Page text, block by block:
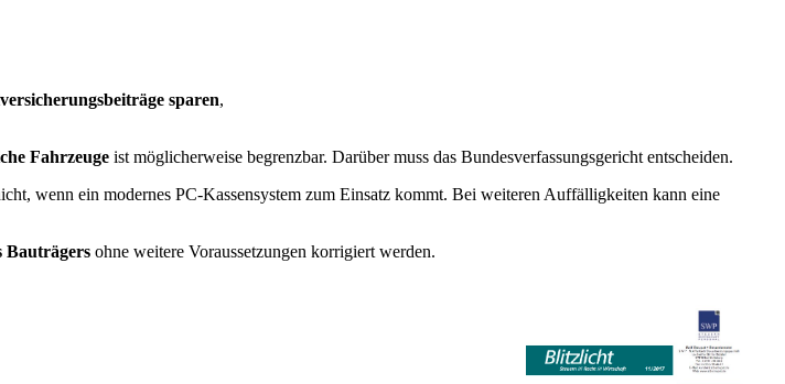
sparen,
Fahrzeuge ist möglicherweise begrenzbar. Darüber muss das Bundesverfassungsgericht entscheiden.
wenn ein modernes PC-Kassensystem zum Einsatz kommt. Bei weiteren Auffälligkeiten kann eine
Bauträgers ohne weitere Voraussetzungen korrigiert werden.